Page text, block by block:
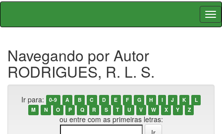
Skip
Navegando por Autor
RODRIGUES, R. L. S.
Ir para: 0-9 A B C D E F G H I J K
L
M
N O P Q R S T U V W X Y Z
ou entre com as primeiras letras: